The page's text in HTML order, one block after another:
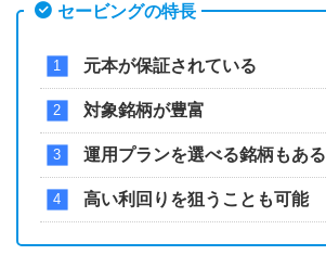
セービングの特長
元本が保証されている
対象銘柄が豊富
運用プランを選べる銘柄もある
高い利回りを狙うことも可能